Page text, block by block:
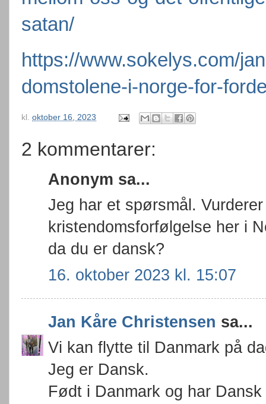
satan/
https://www.sokelys.com/
domstolene-i-norge-for-
kl. oktober 16, 2023
2 kommentarer:
Anonym sa...
Jeg har et spørsmål.
kristendomsforfølgelse her i
da du er dansk?
16. oktober 2023 kl. 15:07
Jan Kåre Christensen sa...
Vi kan flytte til Danmark på
Jeg er Dansk.
Født i Danmark og har